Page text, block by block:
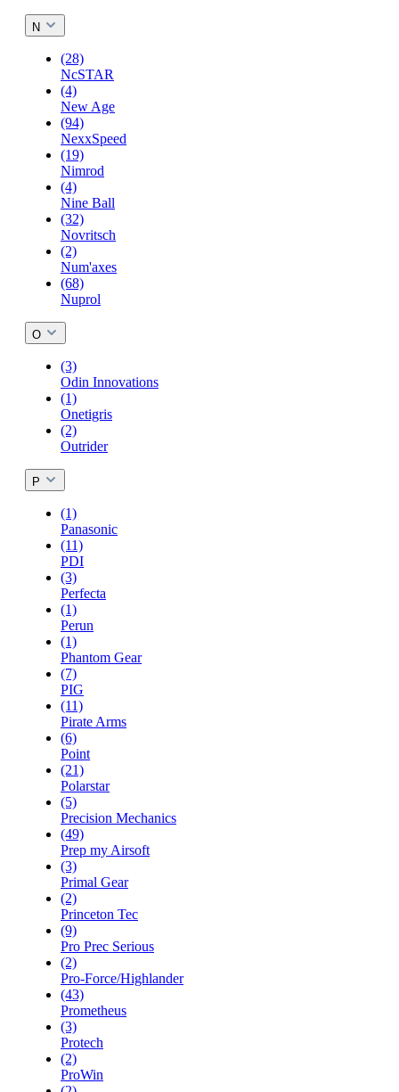
N
(28)
NcSTAR
(4)
New Age
(94)
NexxSpeed
(19)
Nimrod
(4)
Nine Ball
(32)
Novritsch
(2)
Num'axes
(68)
Nuprol
O
(3)
Odin Innovations
(1)
Onetigris
(2)
Outrider
P
(1)
Panasonic
(11)
PDI
(3)
Perfecta
(1)
Perun
(1)
Phantom Gear
(7)
PIG
(11)
Pirate Arms
(6)
Point
(21)
Polarstar
(5)
Precision Mechanics
(49)
Prep my Airsoft
(3)
Primal Gear
(2)
Princeton Tec
(9)
Pro Prec Serious
(2)
Pro-Force/Highlander
(43)
Prometheus
(3)
Protech
(2)
ProWin